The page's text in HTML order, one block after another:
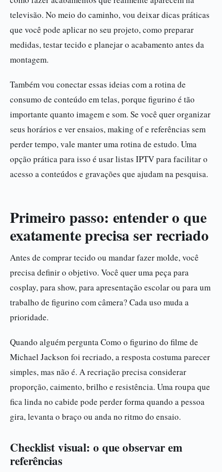
televisão. No meio do caminho, vou deixar dicas práticas
que você pode aplicar no seu projeto, como preparar
medidas, testar tecido e planejar o acabamento antes da
montagem.
Também vou conectar essas ideias com a rotina de
consumo de conteúdo em telas, porque figurino é tão
importante quanto imagem e som. Se você quer organizar
seus horários e ver ensaios, making of e referências sem
perder tempo, vale manter uma rotina de estudo. Uma
opção prática para isso é usar listas IPTV para facilitar o
acesso a conteúdos e gravações que ajudam na pesquisa.
Primeiro passo: entender o que
exatamente precisa ser recriado
Antes de comprar tecido ou mandar fazer molde, você
precisa definir o objetivo. Você quer uma peça para
cosplay, para show, para apresentação escolar ou para um
trabalho de figurino com câmera? Cada uso muda a
prioridade.
Quando alguém pergunta Como o figurino do filme de
Michael Jackson foi recriado, a resposta costuma parecer
simples, mas não é. A recriação precisa considerar
proporção, caimento, brilho e resistência. Uma roupa que
fica linda no cabide pode perder forma quando a pessoa
gira, levanta o braço ou anda no ritmo do ensaio.
Checklist visual: o que observar em
referências